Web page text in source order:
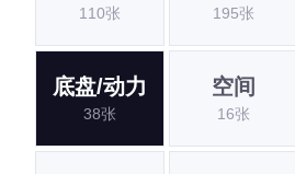
110张 195张
底盘/动力
38张
空间
16张